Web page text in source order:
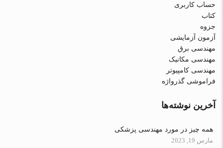
حساب کاربری
کتاب
جزوه
آزمون آزمایشی
مهندسی برق
مهندسی مکانیک
مهندسی کامپیوتر
فراموشی گذرواژه
آخرین نوشته‌ها
همه چیز در مورد مهندسی پزشکی
مارس 19, 2023